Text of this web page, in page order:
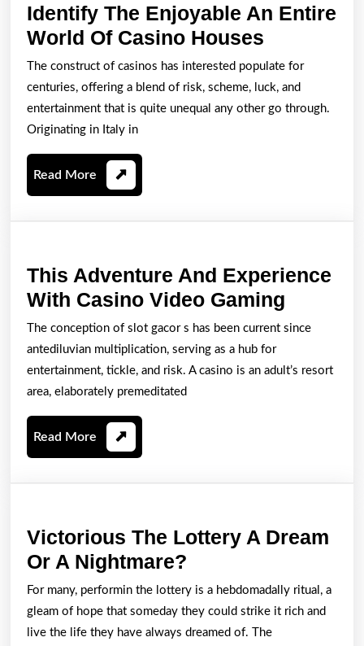
Contemporary
Community
Identify The Enjoyable An Entire
World Of Casino Houses
The
Enjoyable
An
The construct of casinos has interested populate for
centuries, offering a blend of risk, scheme, luck, and
entertainment that is quite unequal any other go through.
Originating in Italy in
Read More Read
More
This Adventure And Experience
With Casino Video Gaming
The conception of slot gacor s has been current since
antediluvian multiplication, serving as a hub for
entertainment, tickle, and risk. A casino is an adult’s resort
area, elaborately premeditated
Read More Read
More
Victorious The Lottery A Dream
Or A Nightmare?
The
Lottery
A
For many, performin the lottery is a hebdomadally ritual, a
gleam of hope that someday they could strike it rich and
live the life they have always dreamed of. The